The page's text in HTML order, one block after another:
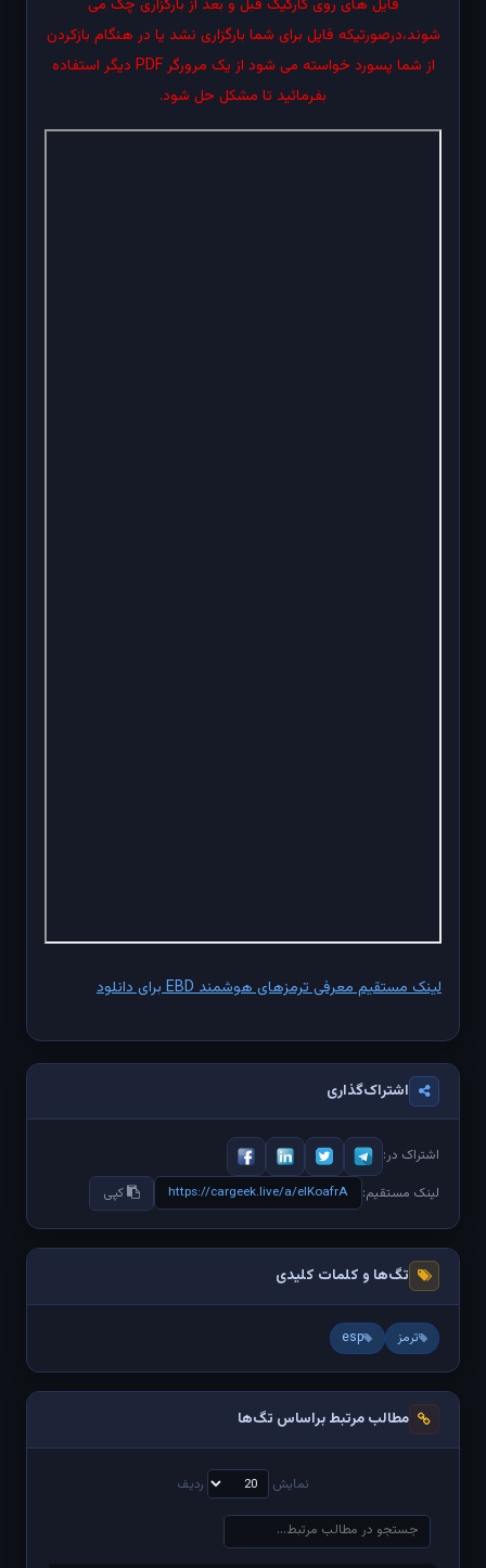
فایل های روی کارگیک قبل و بعد از بارگزاری چک می
شوند،درصورتیکه فایل برای شما بارگزاری نشد یا در هنگام بازکردن
از شما پسورد خواسته می شود از یک مرورگر PDF دیگر استفاده
بفرمائید تا مشکل حل شود.
لینک مستقیم معرفی ترمزهای هوشمند EBD برای دانلود
اشتراک‌گذاری
اشتراک در:
لینک مستقیم: https://cargeek.live/a/elKoafrA کپی
تگ‌ها و کلمات کلیدی
ترمز esp
مطالب مرتبط براساس تگ‌ها
نمایش ردیف